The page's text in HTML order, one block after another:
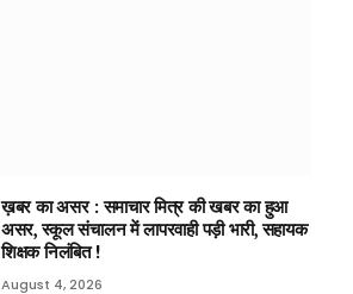
ख़बर का असर : समाचार मित्र की खबर का हुआ
असर, स्कूल संचालन में लापरवाही पड़ी भारी, सहायक
शिक्षक निलंबित !
August 4, 2026